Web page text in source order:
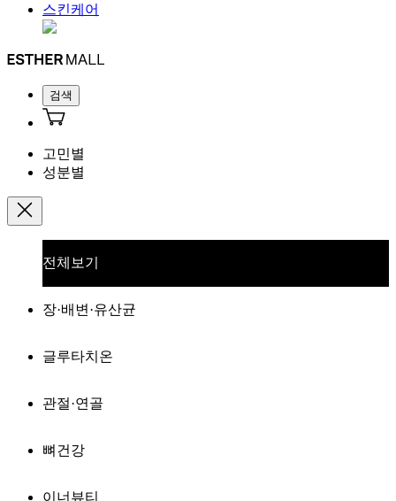
스킨케어
검색
고민별
성분별
전체보기
장·배변·유산균
글루타치온
관절·연골
뼈건강
이너뷰티